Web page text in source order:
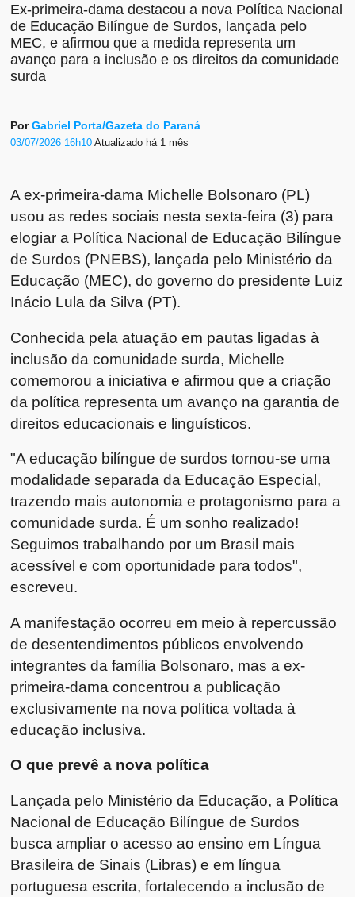
Ex-primeira-dama destacou a nova Política Nacional
de Educação Bilíngue de Surdos, lançada pelo
MEC, e afirmou que a medida representa um
avanço para a inclusão e os direitos da comunidade
surda
PorGabriel Porta/Gazeta do Paraná
03/07/2026 16h10Atualizado há 1 mês
A ex-primeira-dama Michelle Bolsonaro (PL)
usou as redes sociais nesta sexta-feira (3) para
elogiar a Política Nacional de Educação Bilíngue
de Surdos (PNEBS), lançada pelo Ministério da
Educação (MEC), do governo do presidente Luiz
Inácio Lula da Silva (PT).
Conhecida pela atuação em pautas ligadas à
inclusão da comunidade surda, Michelle
comemorou a iniciativa e afirmou que a criação
da política representa um avanço na garantia de
direitos educacionais e linguísticos.
"A educação bilíngue de surdos tornou-se uma
modalidade separada da Educação Especial,
trazendo mais autonomia e protagonismo para a
comunidade surda. É um sonho realizado!
Seguimos trabalhando por um Brasil mais
acessível e com oportunidade para todos",
escreveu.
A manifestação ocorreu em meio à repercussão
de desentendimentos públicos envolvendo
integrantes da família Bolsonaro, mas a ex-
primeira-dama concentrou a publicação
exclusivamente na nova política voltada à
educação inclusiva.
O que prevê a nova política
Lançada pelo Ministério da Educação, a Política
Nacional de Educação Bilíngue de Surdos
busca ampliar o acesso ao ensino em Língua
Brasileira de Sinais (Libras) e em língua
portuguesa escrita, fortalecendo a inclusão de